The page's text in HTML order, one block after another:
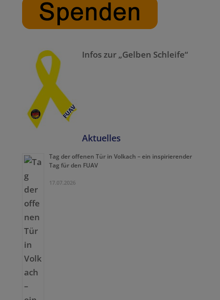
Infos zur „Gelben Schleife“
Aktuelles
Tag der offenen Tür in Volkach – ein inspirierender
Tag für den FUAV
17.07.2026